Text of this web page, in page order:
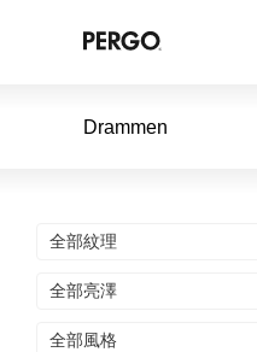
Drammen
全部紋理
全部亮澤
全部風格